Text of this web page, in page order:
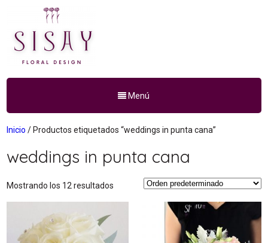
Menú
Inicio / Productos etiquetados “weddings in punta cana”
weddings in punta cana
Mostrando los 12 resultados